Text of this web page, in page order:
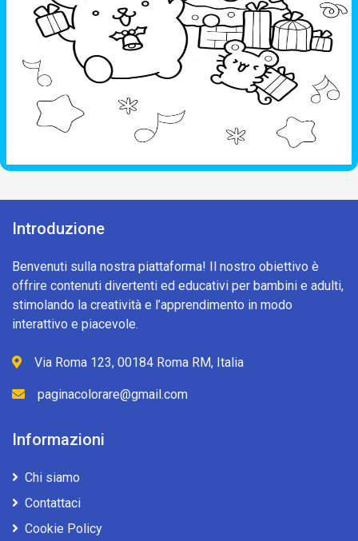
Introduzione
Benvenuti sulla nostra piattaforma! Il nostro obiettivo è
offrire contenuti divertenti ed educativi per bambini e adulti,
stimolando la creatività e l’apprendimento in modo
interattivo e piacevole.
Via Roma 123, 00184 Roma RM, Italia
paginacolorare@gmail.com
Informazioni
Chi siamo
Contattaci
Cookie Policy